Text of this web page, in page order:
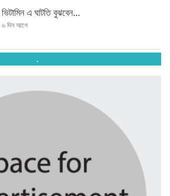
ভিটামিন এ ঘাটতি বুঝবেন...
৬ দিন আগে
তরুণ উদ্ভাবক ও প্রযুক্তি উদ্যোক্তাদের...
মাদরাসাকে অবহেলা করা শুরু মুজিব...
৬ দিন আগে
.